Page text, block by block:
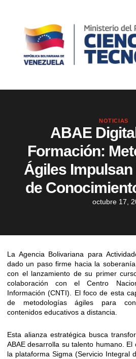
NOTICIAS
ABAE
Formación:
Ágiles Impulsan
de
octubre 17,
La Agencia Bolivariana para
dado un paso firme hacia la
con el lanzamiento de su primer
colaboración con el Centro
Información (CNTI). El foco de esta
de metodologías ágiles para
contenidos educativos a distancia.
​Esta alianza estratégica busca
ABAE desarrolla su talento humano.
la plataforma Sigma (Servicio Integral